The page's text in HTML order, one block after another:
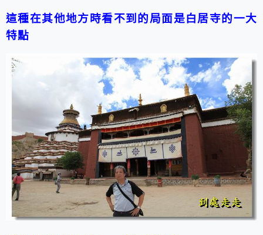
這種在其他地方時看不到的局面是白居寺的一大
特點